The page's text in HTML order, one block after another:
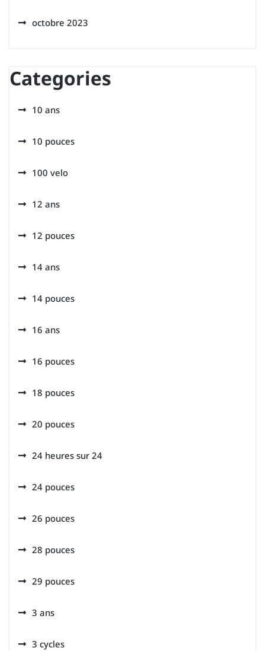
octobre 2023
Categories
10 ans
10 pouces
100 velo
12 ans
12 pouces
14 ans
14 pouces
16 ans
16 pouces
18 pouces
20 pouces
24 heures sur 24
24 pouces
26 pouces
28 pouces
29 pouces
3 ans
3 cycles